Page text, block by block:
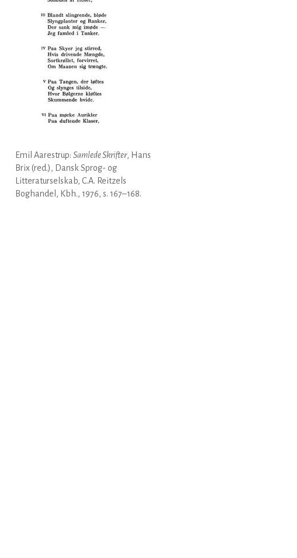
Emil Aarestrup: Samlede Skrifter, Hans
Brix (red.), Dansk Sprog- og
Litteraturselskab, C.A. Reitzels
Boghandel, Kbh., 1976, s. 167–168.